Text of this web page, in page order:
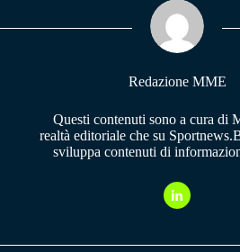
pp m
Redazione MME
Questi contenuti sono a cura di
realtà editoriale che su
sviluppa contenuti di